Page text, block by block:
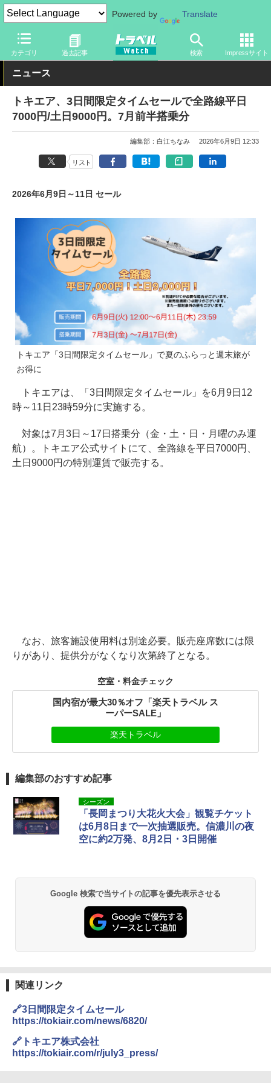
Powered by Translate
カテゴリ 過去記事 検索 Impressサイト
トラベル Watch 企業・政府・官庁 国内エアライン トキエア
ニュース
トキエア、3日間限定タイムセールで全路線平日
7000円/土日9000円。7月前半搭乗分
編集部：白江ちなみ 2026年6月9日 12:33
リスト
2026年6月9日～11日 セール
トキエア「3日間限定タイムセール」で夏のふらっと週末旅が
お得に
トキエアは、「3日間限定タイムセール」を6月9日12
時～11日23時59分に実施する。
対象は7月3日～17日搭乗分（金・土・日・月曜のみ運
航）。トキエア公式サイトにて、全路線を平日7000円、
土日9000円の特別運賃で販売する。
なお、旅客施設使用料は別途必要。販売座席数には限
りがあり、提供分がなくなり次第終了となる。
空室・料金チェック
国内宿が最大30％オフ「楽天トラベル ス
ーパーSALE」
楽天トラベル
編集部のおすすめ記事
シーズン
「長岡まつり大花火大会」観覧チケット
は6月8日まで一次抽選販売。信濃川の夜
空に約2万発、8月2日・3日開催
Google 検索で当サイトの記事を優先表示させる
関連リンク
🔗3日間限定タイムセール
https://tokiair.com/news/6820/
🔗トキエア株式会社
https://tokiair.com/r/july3_press/